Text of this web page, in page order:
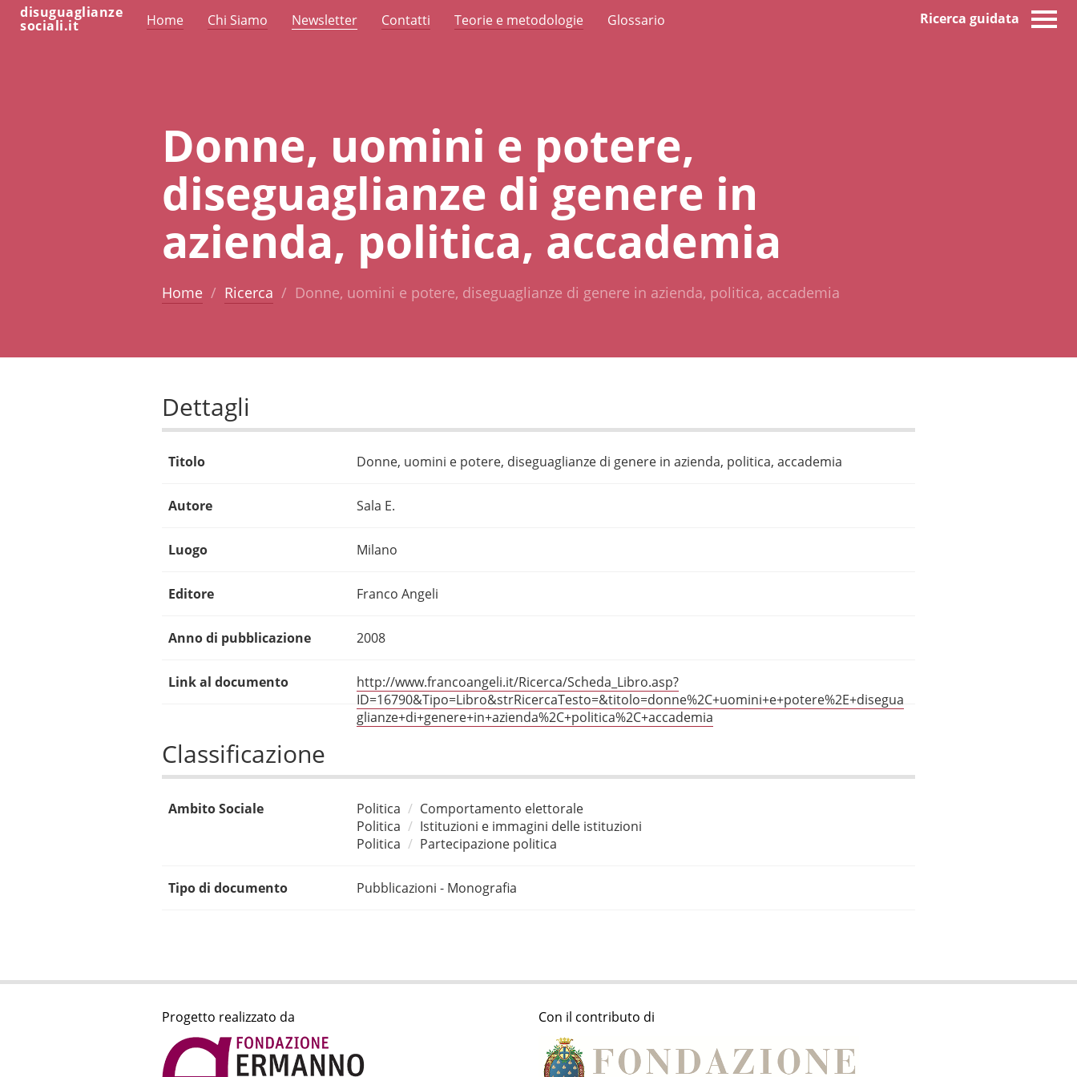
disuguaglianze
sociali.it Home Chi Siamo Newsletter Contatti Teorie e metodologie Glossario Ricerca guidata
Donne, uomini e potere,
diseguaglianze di genere in
azienda, politica, accademia
Home Ricerca Donne, uomini e potere, diseguaglianze di genere in azienda, politica, accademia
Dettagli
Titolo Donne, uomini e potere, diseguaglianze di genere in azienda, politica, accademia
Autore Sala E.
Luogo Milano
Editore Franco Angeli
Anno di pubblicazione 2008
Link al documento
http://www.francoangeli.it/Ricerca/Scheda_Libro.asp?
ID=16790&Tipo=Libro&strRicercaTesto=&titolo=donne%2C+uomini+e+potere%2E+disegua
glianze+di+genere+in+azienda%2C+politica%2C+accademia
Classificazione
Ambito Sociale Politica
Comportamento elettorale
Politica
Istituzioni e immagini delle istituzioni
Politica
Partecipazione politica
Tipo di documento Pubblicazioni - Monografia
Progetto realizzato da Con il contributo di